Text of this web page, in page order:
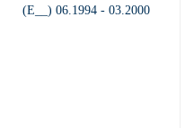
(E__) 06.1994 - 03.2000